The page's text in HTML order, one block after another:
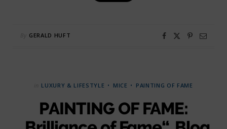
GERALD HUFT
LUXURY & LIFESTYLE MICE PAINTING OF FAME
PAINTING OF FAME: